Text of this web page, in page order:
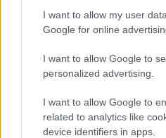
I want to allow my user
Google for online
I want to allow Google to
personalized advertising.
I want to allow Google to
related to analytics like
device identifiers in apps.